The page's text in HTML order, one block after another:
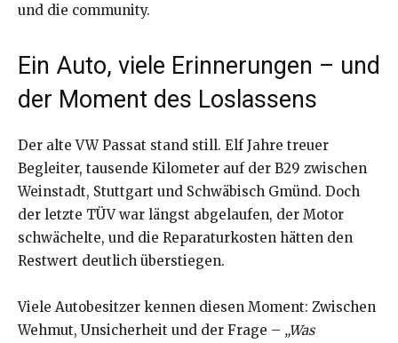
und die community.
Ein Auto, viele Erinnerungen – und
der Moment des Loslassens
Der alte VW Passat stand still. Elf Jahre treuer
Begleiter, tausende Kilometer auf der B29 zwischen
Weinstadt, Stuttgart und Schwäbisch Gmünd. Doch
der letzte TÜV war längst abgelaufen, der Motor
schwächelte, und die Reparaturkosten hätten den
Restwert deutlich überstiegen.
Viele Autobesitzer kennen diesen Moment: Zwischen
Wehmut, Unsicherheit und der Frage – „Was